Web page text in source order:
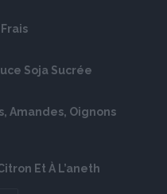
Soja Sucrée
Amandes, Oignons
Et À L’aneth